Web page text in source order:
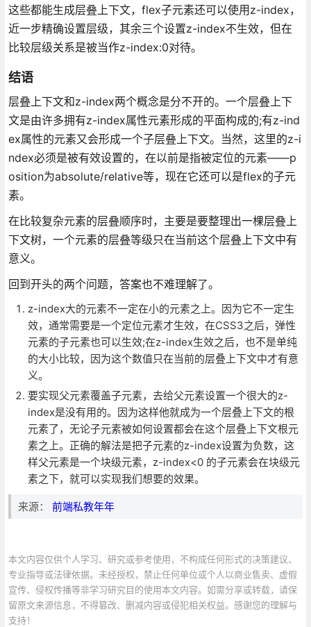
这些都能生成层叠上下文，flex子元素还可以使用z-index，
近一步精确设置层级，其余三个设置z-index不生效，但在
比较层级关系是被当作z-index:0对待。
结语
层叠上下文和z-index两个概念是分不开的。一个层叠上下
文是由许多拥有z-index属性元素形成的平面构成的;有z-ind
ex属性的元素又会形成一个子层叠上下文。当然，这里的z-i
ndex必须是被有效设置的，在以前是指被定位的元素——p
osition为absolute/relative等，现在它还可以是flex的子元
素。
在比较复杂元素的层叠顺序时，主要是要整理出一棵层叠上
下文树，一个元素的层叠等级只在当前这个层叠上下文中有
意义。
回到开头的两个问题，答案也不难理解了。
z-index大的元素不一定在小的元素之上。因为它不一定生
效，通常需要是一个定位元素才生效，在CSS3之后，弹性
元素的子元素也可以生效;在z-index生效之后，也不是单纯
的大小比较，因为这个数值只在当前的层叠上下文中才有意
义。
要实现父元素覆盖子元素，去给父元素设置一个很大的z-
index是没有用的。因为这样他就成为一个层叠上下文的根
元素了，无论子元素被如何设置都会在这个层叠上下文根元
素之上。正确的解法是把子元素的z-index设置为负数，这
样父元素是一个块级元素，z-index<0 的子元素会在块级元
素之下，就可以实现我们想要的效果。
来源： 前端私教年年
本文内容仅供个人学习、研究或参考使用，不构成任何形式的决策建议、
专业指导或法律依据。未经授权，禁止任何单位或个人以商业售卖、虚假
宣传、侵权传播等非学习研究目的使用本文内容。如需分享或转载，请保
留原文来源信息，不得篡改、删减内容或侵犯相关权益。感谢您的理解与
支持！